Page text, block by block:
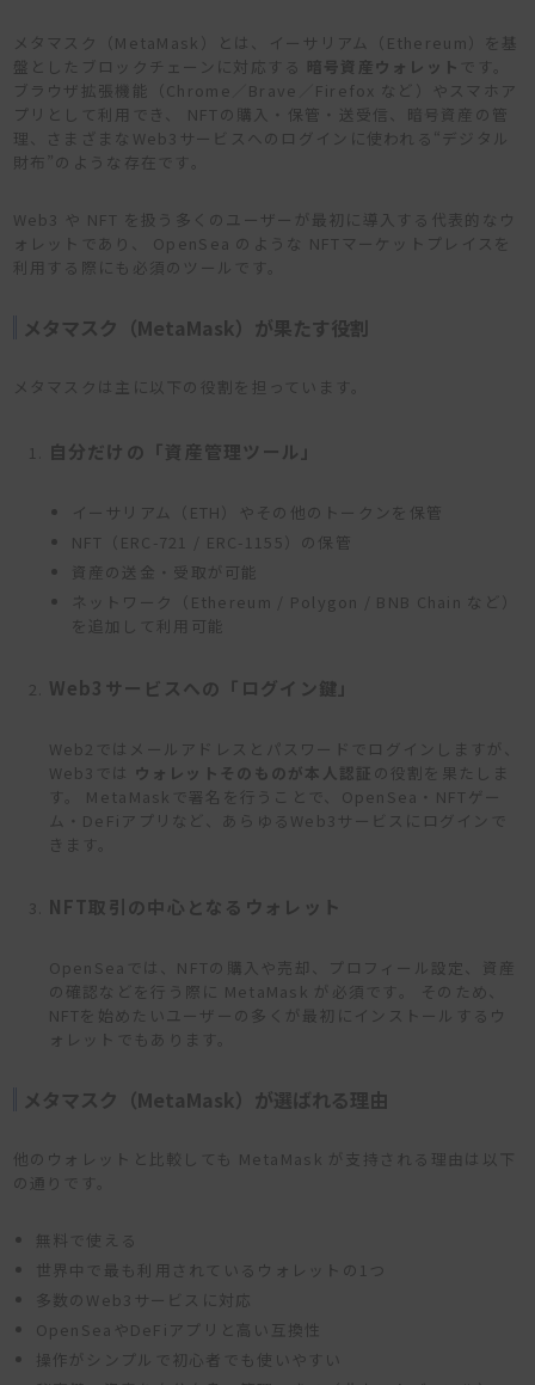
メタマスク（MetaMask）とは、イーサリアム（Ethereum）を基
盤としたブロックチェーンに対応する 暗号資産ウォレット です。
ブラウザ拡張機能（Chrome／Brave／Firefox など）やスマホア
プリとして利用でき、 NFTの購入・保管・送受信、暗号資産の管
理、さまざまなWeb3サービスへのログインに使われる“デジタル
財布”のような存在です。
Web3 や NFT を扱う多くのユーザーが最初に導入する代表的なウ
ォレットであり、 OpenSea のような NFTマーケットプレイスを
利用する際にも必須のツールです。
メタマスク（MetaMask）が果たす役割
メタマスクは主に以下の役割を担っています。
自分だけの「資産管理ツール」
イーサリアム（ETH）やその他のトークンを保管
NFT（ERC-721 / ERC-1155）の保管
資産の送金・受取が可能
ネットワーク（Ethereum / Polygon / BNB Chain など）
を追加して利用可能
Web3サービスへの「ログイン鍵」
Web2ではメールアドレスとパスワードでログインしますが、
Web3では
ウォレットそのものが本人認証 の役割を果たしま
す。 MetaMaskで署名を行うことで、OpenSea・NFTゲー
ム・DeFiアプリなど、あらゆるWeb3サービスにログインで
きます。
NFT取引の中心となるウォレット
OpenSeaでは、NFTの購入や売却、プロフィール設定、資産
の確認などを行う際に MetaMask が必須です。 そのため、
NFTを始めたいユーザーの多くが最初にインストールするウ
ォレットでもあります。
メタマスク（MetaMask）が選ばれる理由
他のウォレットと比較しても MetaMask が支持される理由は以下
の通りです。
無料で使える
世界中で最も利用されているウォレットの1つ
多数のWeb3サービスに対応
OpenSeaやDeFiアプリと高い互換性
操作がシンプルで初心者でも使いやすい